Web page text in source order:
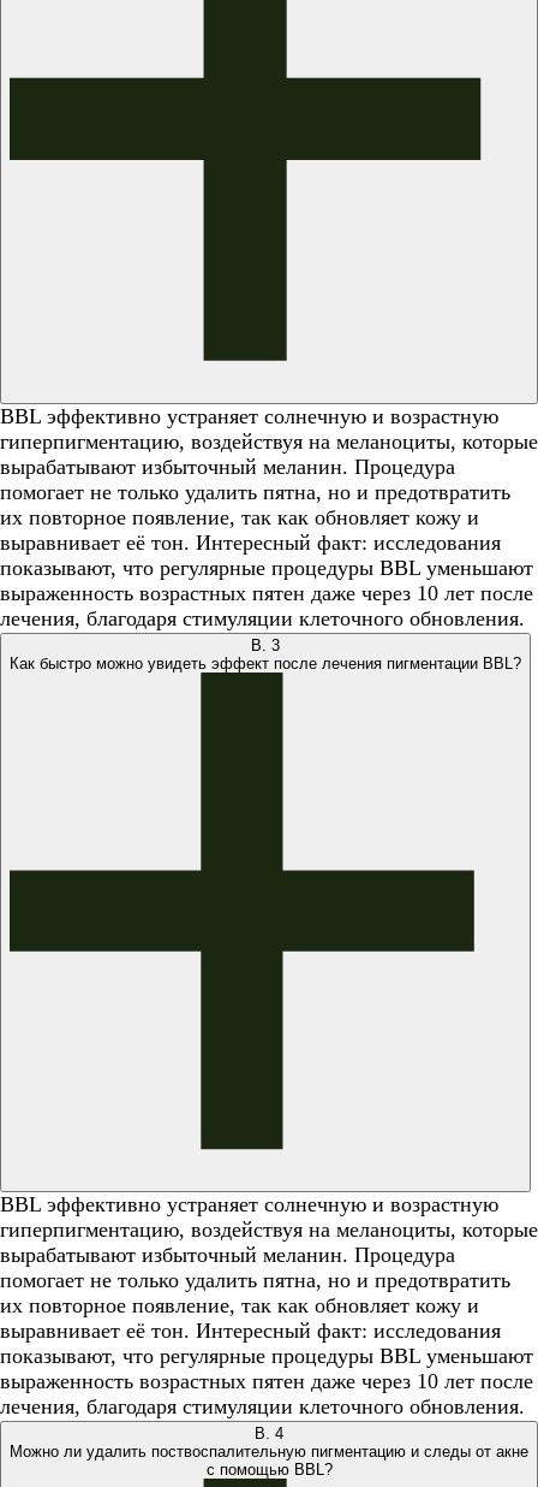
BBL эффективно устраняет солнечную и возрастную
гиперпигментацию, воздействуя на меланоциты, которые
вырабатывают избыточный меланин. Процедура
помогает не только удалить пятна, но и предотвратить
их повторное появление, так как обновляет кожу и
выравнивает её тон. Интересный факт: исследования
показывают, что регулярные процедуры BBL уменьшают
выраженность возрастных пятен даже через 10 лет после
лечения, благодаря стимуляции клеточного обновления.
В. 3
Как быстро можно увидеть эффект после лечения пигментации BBL?
BBL эффективно устраняет солнечную и возрастную
гиперпигментацию, воздействуя на меланоциты, которые
вырабатывают избыточный меланин. Процедура
помогает не только удалить пятна, но и предотвратить
их повторное появление, так как обновляет кожу и
выравнивает её тон. Интересный факт: исследования
показывают, что регулярные процедуры BBL уменьшают
выраженность возрастных пятен даже через 10 лет после
лечения, благодаря стимуляции клеточного обновления.
В. 4
Можно ли удалить поствоспалительную пигментацию и следы от акне
с помощью BBL?